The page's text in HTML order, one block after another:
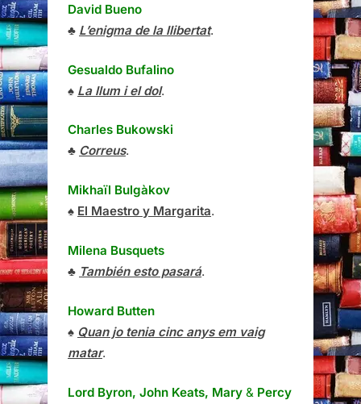
David Bueno
♣ L’enigma de la llibertat.
Gesualdo Bufalino
♠ La llum i el dol.
Charles Bukowski
♣ Correus.
Mikhaïl Bulgàkov
♠ El Maestro y Margarita.
Milena Busquets
♣ También esto pasará.
Howard Butten
♠ Quan jo tenia cinc anys em vaig
matar.
Lord Byron, John Keats, Mary & Percy